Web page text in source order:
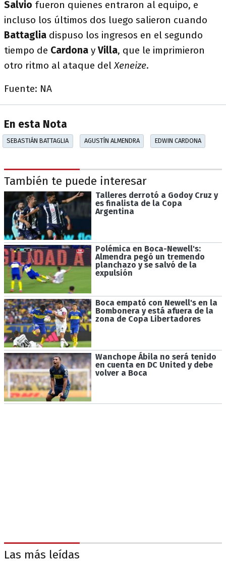
Salvio fueron quienes entraron al equipo, e
incluso los últimos dos luego salieron cuando
Battaglia dispuso los ingresos en el segundo
tiempo de Cardona yVilla, que le imprimieron
otro ritmo al ataque delXeneize.
Fuente: NA
En esta Nota
SEBASTIÁN BATTAGLIA AGUSTÍN ALMENDRA EDWIN CARDONA
También te puede interesar
Talleres derrotó a Godoy Cruz y
es finalista de la Copa
Argentina
Polémica en Boca-Newell's:
Almendra pegó un tremendo
planchazo y se salvó de la
expulsión
Boca empató con Newell's en la
Bombonera y está afuera de la
zona de Copa Libertadores
Wanchope Ábila no será tenido
en cuenta en DC United y debe
volver a Boca
Las más leídas